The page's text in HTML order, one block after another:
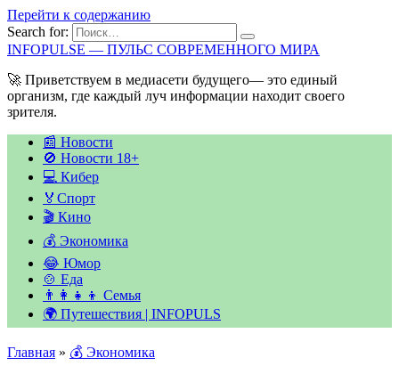
Перейти к содержанию
Search for:
INFOPULSE — ПУЛЬС СОВРЕМЕННОГО МИРА
🚀 Приветствуем в медиасети будущего— это единый
организм, где каждый луч информации находит своего
зрителя.
📰 Новости
🚫 Новости 18+
💻 Кибер
🏅Спорт
🎬 Кино
💰 Экономика
😂 Юмор
🍲 Еда
👨‍👩‍👧‍👦 Семья
🌍 Путешествия | INFOPULS
Главная » 💰 Экономика